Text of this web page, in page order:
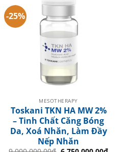
-25%
MESOTHERAPY
Toskani TKN HA MW 2%
– Tinh Chất Căng Bóng
Da, Xoá Nhăn, Làm Đầy
Nếp Nhăn